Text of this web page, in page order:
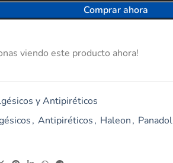
Comprar ahora
viendo este producto ahora!
y Antipiréticos
, Antipiréticos, Haleon, Panadol